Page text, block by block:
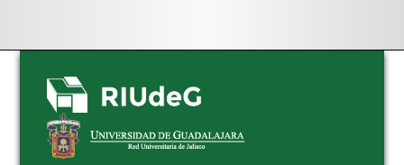
Skip
navigation